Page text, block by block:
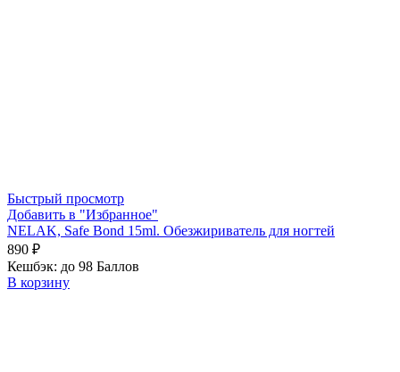
Быстрый просмотр
Добавить в "Избранное"
NELAK, Safe Bond 15ml. Обезжириватель для ногтей
890 ₽
Кешбэк: до 98 Баллов
В корзину